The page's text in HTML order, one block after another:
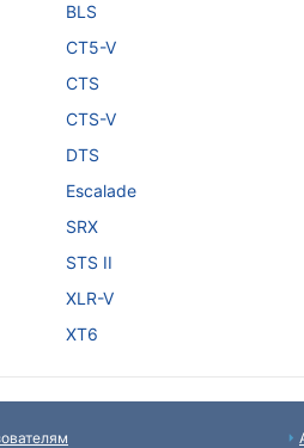
BLS
CT5-V
CTS
CTS-V
DTS
Escalade
SRX
STS II
XLR-V
XT6